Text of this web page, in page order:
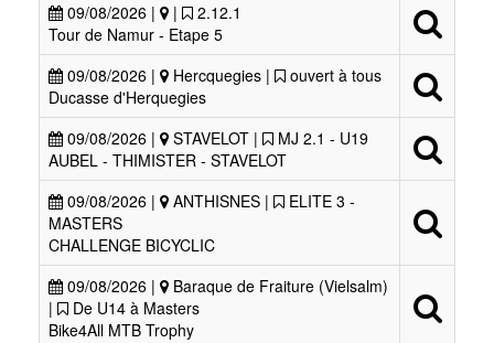
09/08/2026 |
|
2.12.1
Tour de Namur - Etape 5
09/08/2026 |
Hercquegies |
ouvert à tous
Ducasse d'Herquegies
09/08/2026 |
STAVELOT |
MJ 2.1 - U19
AUBEL - THIMISTER - STAVELOT
09/08/2026 |
ANTHISNES |
ELITE 3 -
MASTERS
CHALLENGE BICYCLIC
09/08/2026 |
Baraque de Fraiture (Vielsalm)
|
De U14 à Masters
Bike4All MTB Trophy